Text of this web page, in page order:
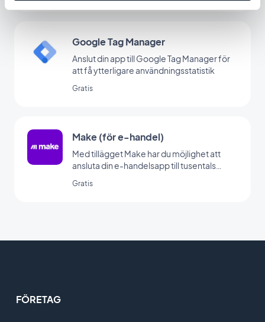
Google Tag Manager
Anslut din app till Google Tag Manager för
att få ytterligare användningsstatistik
Gratis
Make (för e-handel)
Med tillägget Make har du möjlighet att
ansluta din e-handelsapp till tusentals
tillägget för att skapa automatiseringar
Gratis
FÖRETAG